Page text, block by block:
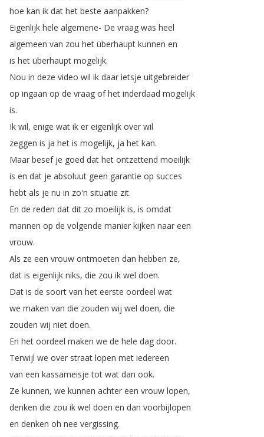
hoe kan ik dat het beste aanpakken?
Eigenlijk hele algemene- De vraag was heel
algemeen van zou het überhaupt kunnen en
is het überhaupt mogelijk.
Nou in deze video wil ik daar ietsje uitgebreider
op ingaan op de vraag of het inderdaad mogelijk
is.
Ik wil, enige wat ik er eigenlijk over wil
zeggen is ja het is mogelijk, ja het kan.
Maar besef je goed dat het ontzettend moeilijk
is en dat je absoluut geen garantie op succes
hebt als je nu in zo'n situatie zit.
En de reden dat dit zo moeilijk is, is omdat
mannen op de volgende manier kijken naar een
vrouw.
Als ze een vrouw ontmoeten dan hebben ze,
dat is eigenlijk niks, die zou ik wel doen.
Dat is de soort van het eerste oordeel wat
we maken van die zouden wij wel doen, die
zouden wij niet doen.
En het oordeel maken we de hele dag door.
Terwijl we over straat lopen met iedereen
van een kassameisje tot wat dan ook.
Ze kunnen, we kunnen achter een vrouw lopen,
denken die zou ik wel doen en dan voorbijlopen
en denken oh nee vergissing.